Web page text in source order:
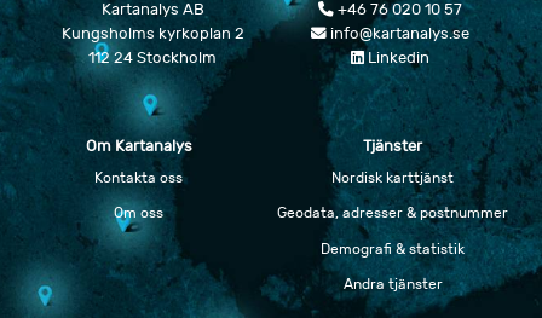
Kartanalys AB
Kungsholms kyrkoplan 2
112 24 Stockholm
+46 76 020 10 57
info@kartanalys.se
Linkedin
Om Kartanalys
Kontakta oss
Om oss
Tjänster
Nordisk karttjänst
Geodata, adresser & postnummer
Demografi & statistik
Andra tjänster